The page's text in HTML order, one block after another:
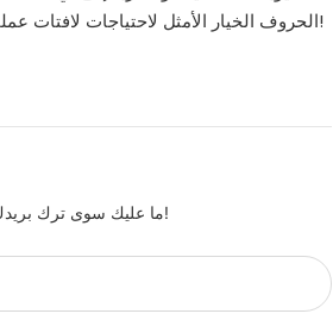
الحروف الخيار الأمثل لاحتياجات لافتات عملك. مرحبًا بكم في الفيديو الخاص بنا حول رسائل القناة ثلاثية الأبعاد بدون إطار المصنوعة من الفولاذ المقاوم للصدأ!
ما عليك سوى ترك بريدك الإلكتروني أو رقم هاتفك في نموذج الاتصال حتى نتمكن من إرسال عرض أسعار مجاني لمجموعتنا الواسعة من التصاميم!